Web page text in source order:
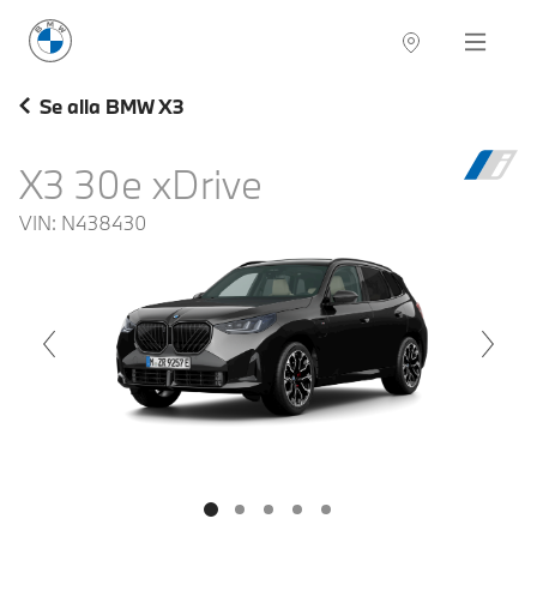
BMW Sverige Navigation
Se alla BMW X3
X3 30e xDrive
VIN: N438430